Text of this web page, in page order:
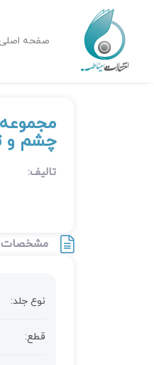
صفحه اصلی
چشم و
تالیف:
مشخصات
نوع جلد:
قطع: